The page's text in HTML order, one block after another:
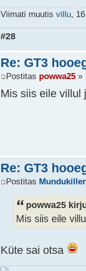
Viimati muutisvillu,
#28
Re: GT3
Postitas powwa25 »
Mis siis eile villul
Re: GT3
Postitas Mundukiller
powwa25
Mis siis eile
Küte sai otsa